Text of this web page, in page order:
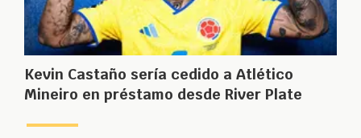
Kevin Castaño sería cedido a Atlético
Mineiro en préstamo desde River Plate